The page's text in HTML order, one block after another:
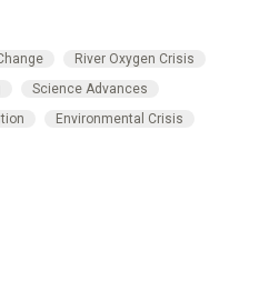
River Oxygen Crisis
Science Advances
Environmental Crisis